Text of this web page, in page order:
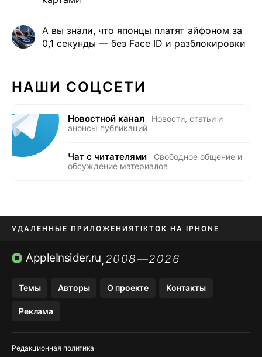
А вы знали, что японцы платят айфоном за
0,1 секунды — без Face ID и разблокировки
НАШИ СОЦСЕТИ
Новостной канал
Новости, статьи и
анонсы публикаций
Чат с читателями
Свободное общение и
обсуждение материалов
УДАЛЕННЫЕ ПРИЛОЖЕНИЯTIKTOK НА IPHONE
ПРИЛОЖЕНИЯ БЕЗ APP STORE
AppleInsider.ru,2008—2026
Темы Авторы О проекте Контакты
Реклама
Редакционная политика